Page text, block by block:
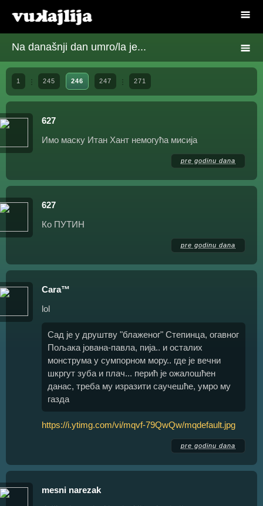
Na današnji dan umro/la je...
1 245 246 247 271
627
Имо маску Итан Хант немогућа мисија
pre godinu dana
627
Ко ПУТИН
pre godinu dana
Cara™
lol
Сад је у друштву "блаженог" Степинца, огавног
Пољака јована-павла, пија.. и осталих
монструма у сумпорном мору.. где је вечни
шкргут зуба и плач... перић је ожалошћен
данас, треба му изразити саучешће, умро му
газда
https://i.ytimg.com/vi/mqvf-79QwQw/mqdefault.jpg
pre godinu dana
mesni narezak